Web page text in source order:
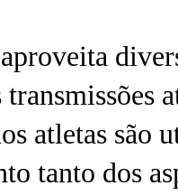
atletas são
tanto dos